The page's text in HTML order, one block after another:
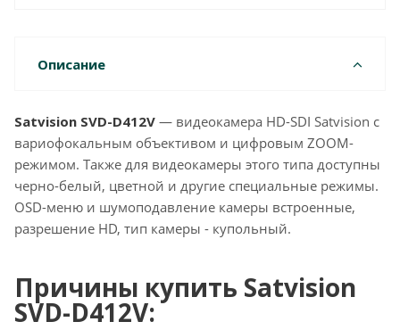
Описание
Satvision SVD-D412V — видеокамера HD-SDI Satvision с
вариофокальным объективом и цифровым ZOOM-
режимом. Также для видеокамеры этого типа доступны
черно-белый, цветной и другие специальные режимы.
OSD-меню и шумоподавление камеры встроенные,
разрешение HD, тип камеры - купольный.
Причины купить Satvision
SVD-D412V: